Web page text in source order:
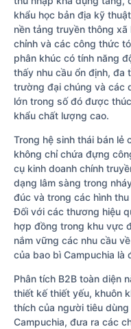
khẩu học bản địa kỹ
nền tảng truyền thông
chỉnh và các công thức
phân khúc có tính năng
thấy nhu cầu ổn định, đa
trường đại chúng và các
lớn trong số đó được
khẩu chất lượng cao.
Trong hệ sinh thái bán lẻ
không chỉ chứa đựng
cụ kinh doanh chính
dạng lâm sàng trong
đúc và trong các hình
Đối với các thương hiệu
hợp đồng trong khu vực
nắm vững các nhu cầu
của bao bì Campuchia là
Phân tích B2B toàn diện
thiết kế thiết yếu, khuôn
thích của người tiêu
Campuchia, đưa ra các